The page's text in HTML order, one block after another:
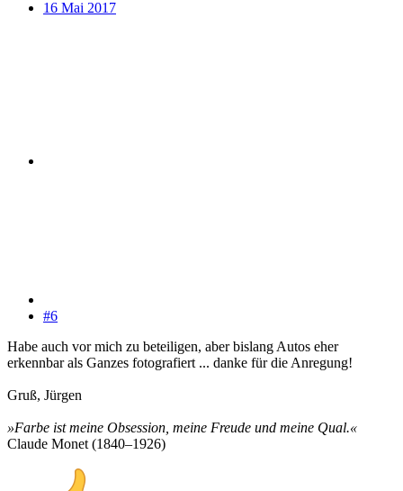
16 Mai 2017
#6
Habe auch vor mich zu beteiligen, aber bislang Autos eher
erkennbar als Ganzes fotografiert ... danke für die Anregung!
Gruß, Jürgen
»Farbe ist meine Obsession, meine Freude und meine Qual.«
Claude Monet (1840–1926)